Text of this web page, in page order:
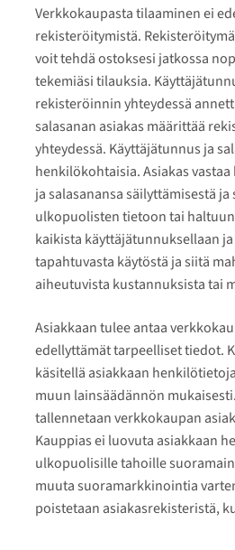
Verkkokaupasta tilaaminen ei
rekisteröitymistä.
voit tehdä ostoksesi jatkossa
tekemiäsi tilauksia.
rekisteröinnin yhteydessä
salasanan asiakas määrittää
yhteydessä. Käyttäjätunnus ja
henkilökohtaisia. Asiakas
ja salasanansa säilyttämisestä
ulkopuolisten tietoon tai
kaikista käyttäjätunnuksellaan
tapahtuvasta käytöstä ja siitä
aiheutuvista kustannuksista tai
Asiakkaan tulee antaa
edellyttämät tarpeelliset tiedot.
käsitellä asiakkaan
muun lainsäädännön
tallennetaan verkkokaupan
Kauppias ei luovuta asiakkaan
ulkopuolisille tahoille
muuta suoramarkkinointia
poistetaan asiakasrekisteristä,